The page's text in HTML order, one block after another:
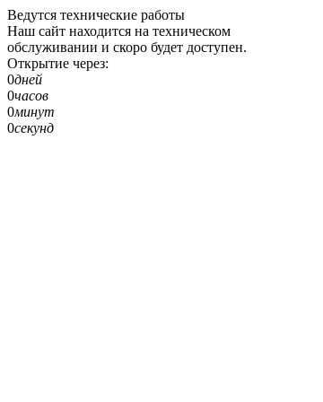
Ведутся технические работы
Наш сайт находится на техническом
обслуживании и скоро будет доступен.
Открытие через:
0дней
0часов
0минут
0секунд